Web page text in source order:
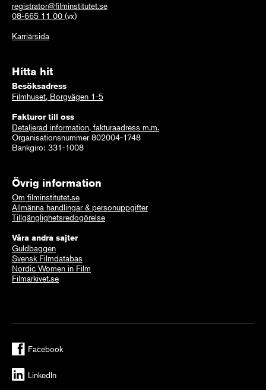
registrator@filminstitutet.se
08-665 11 00 (vx)
Karriärsida
Hitta hit
Besöksadress
Filmhuset, Borgvägen 1-5
Fakturor till oss
Detaljerad information, fakturaadress m.m.
Organisationsnummer 802004-1748
Bankgiro: 331-1008
Övrig information
Om filminstitutet.se
Allmänna handlingar & personuppgifter
Tillgänglighetsredogörelse
Våra andra sajter
Guldbaggen
Svensk Filmdatabas
Nordic Women in Film
Filmarkivet.se
Facebook
LinkedIn